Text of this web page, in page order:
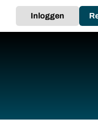
Inloggen